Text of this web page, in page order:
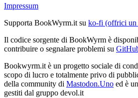
Impressum
Supporta BookWyrm.it su ko-fi (offrici un
Il codice sorgente di BookWyrm è
contribuire o segnalare problemi su
Bookwyrm.it è un progetto sociale di
scopo di lucro e totalmente privo di
della community di Mastodon.Uno ed è
gestiti dal gruppo devol.it